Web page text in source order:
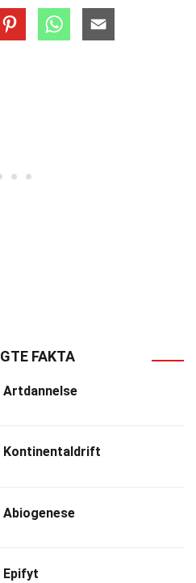
FAKTA
Artdannelse
Kontinentaldrift
Abiogenese
Epifyt